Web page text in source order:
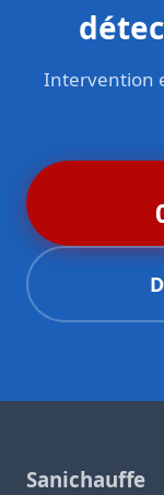
Intervention
Sanichauffe